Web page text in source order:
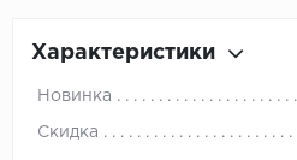
Характеристики
Новинка
Скидка